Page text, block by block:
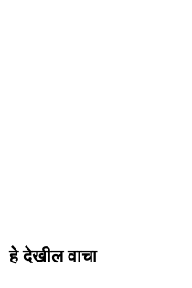
हे देखील वाचा